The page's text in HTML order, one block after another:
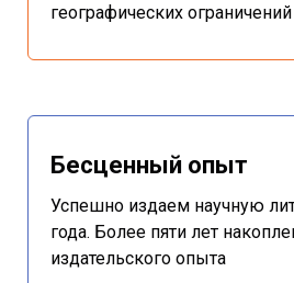
географических ограничений
Бесценный опыт
Успешно издаем научную
года. Более пяти лет
издательского опыта